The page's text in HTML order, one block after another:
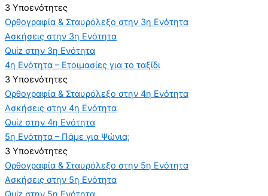
3 Υποενότητες
Ορθογραφία & Σταυρόλεξο στην 3η Ενότητα
Ασκήσεις στην 3η Ενότητα
Quiz στην 3η Ενότητα
4η Ενότητα – Ετοιμασίες για το ταξίδι
3 Υποενότητες
Ορθογραφία & Σταυρόλεξο στην 4η Ενότητα
Ασκήσεις στην 4η Ενότητα
Quiz στην 4η Ενότητα
5η Ενότητα – Πάμε για Ψώνια;
3 Υποενότητες
Ορθογραφία & Σταυρόλεξο στην 5η Ενότητα
Ασκήσεις στην 5η Ενότητα